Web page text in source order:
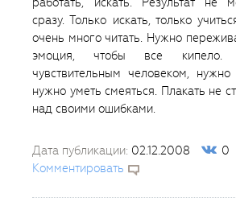
сразу. Только искать, только
очень много читать. Нужно
эмоция, чтобы все
чувствительным человеком, нужно
нужно уметь смеяться. Плакать не
над своими ошибками.
Дата публикации: 02.12.2008 0
Комментировать